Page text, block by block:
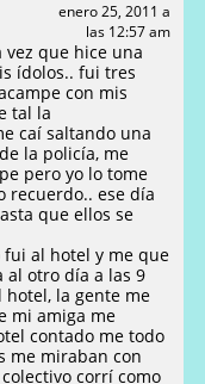
enero 25, 2011 a
las 12:57 am
que hice una
ídolos.. fui tres
con mis
tal la
caí saltando una
la policía, me
pero yo lo tome
recuerdo.. ese día
que ellos se
al hotel y me que
al otro día a las 9
hotel, la gente me
mi amiga me
contado me todo
me miraban con
corrí como